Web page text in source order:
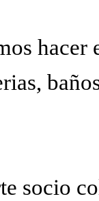
socio